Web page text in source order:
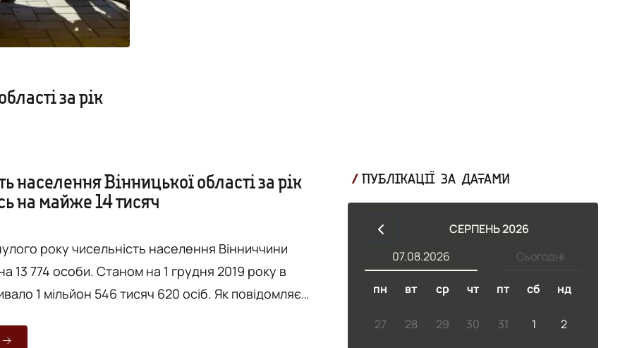
за рік
населення Вінницької області за рік
на майже 14 тисяч
року чисельність населення Вінниччини
13 774 особи. Станом на 1 грудня 2019 року в
1 мільйон 546 тисяч 620 осіб. Як повідомляє
області відбулося з двох причин. Зокрема
ПУБЛІКАЦІЇ ЗА ДАТАМИ
СЕРПЕНЬ 2026
Сьогодні
07.08.2026
пн вт ср чт пт сб нд
27 28 29 30 31 1 2